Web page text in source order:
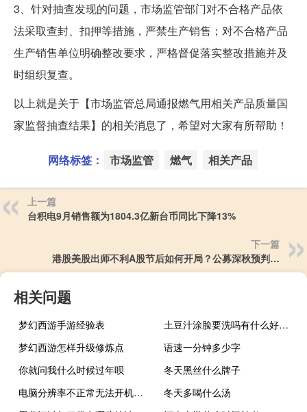
3、针对抽查发现的问题，市场监管部门对不合格产品依
法采取查封、扣押等措施，严禁生产销售；对不合格产品
生产销售单位明确整改要求，严格督促落实整改措施并及
时组织复查。
以上就是关于【市场监管总局通报燃气用相关产品质量国
家监督抽查结果】的相关消息了，希望对大家有所帮助！
网络标签： 市场监管 燃气 相关产品
上一篇
台积电9月销售额为1804.3亿新台币同比下降13%
下一篇
港股美股出师不利A股节后如何开局？公募深秋预判…
相关问题
梦幻西游手游经验表
土豆汁涂脸要洗吗有什么好处呢
梦幻西游怎样升级修炼点
语速一分钟多少字
你就问我什么时候过年呗
冬天黑丝什么牌子
电脑分辨率不正常无法开机怎么办（电脑分辨率不正常）
冬天多喝什么汤